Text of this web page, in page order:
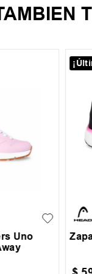
Uno
40